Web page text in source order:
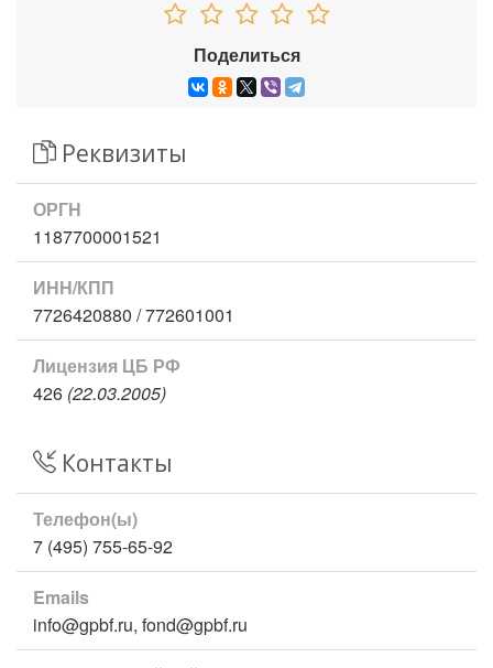
Поделиться
Реквизиты
ОРГН
1187700001521
ИНН/КПП
7726420880 / 772601001
Лицензия ЦБ РФ
426 (22.03.2005)
Контакты
Телефон(ы)
7 (495) 755-65-92
Emails
info@gpbf.ru, fond@gpbf.ru